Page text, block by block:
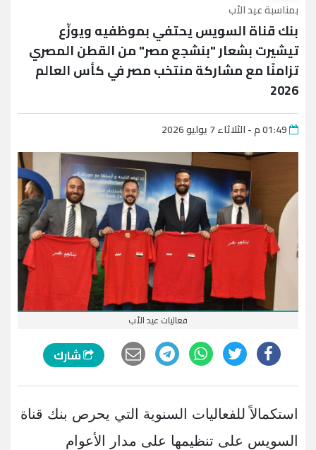
بمناسبة عيد الأب
بنك قناة السويس يحتفي بموظفيه ويوزّع
تيشيرت بشعار "بنشجع مصر" من القطن المصري
تزامنًا مع مشاركة منتخب مصر في كأس العالم
2026
فعاليات عيد الأب
شارك
استكمالاً للفعاليات السنوية التي يحرص بنك قناة
السويس على تنظيمها على مدار الأعوام